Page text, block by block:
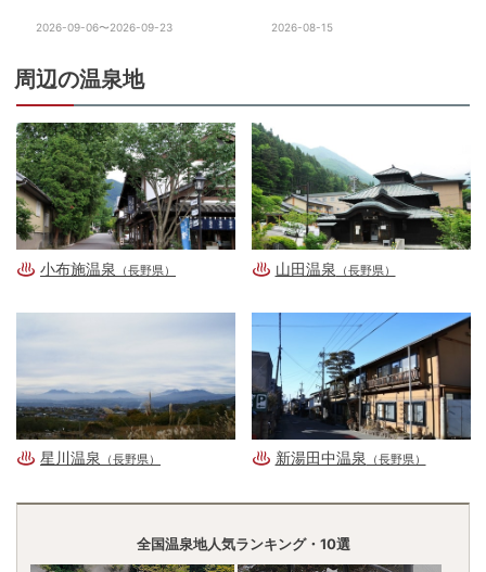
2026-09-06〜2026-09-23 2026-08-15
周辺の温泉地
小布施温泉 （長野県） 山田温泉 （長野県）
星川温泉 （長野県） 新湯田中温泉 （長野県）
全国温泉地人気ランキング・10選